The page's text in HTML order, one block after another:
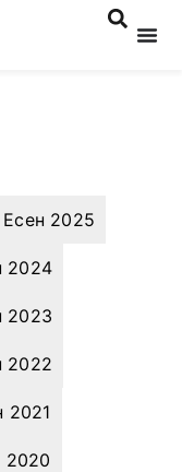
Есен 2025
2024
2023
2022
2021
2020